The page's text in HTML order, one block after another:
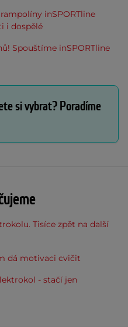
inSPORTline
i dospělé
Spouštíme inSPORTline
si vybrat? Poradíme
Tisíce zpět na další
dá motivaci cvičit
- stačí jen